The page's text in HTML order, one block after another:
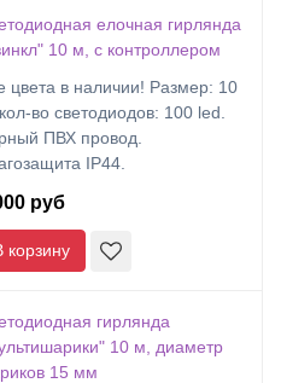
елочная гирлянда
10 м, с контроллером
цвета в наличии! Размер: 10
во светодиодов: 100 led.
ПВХ провод.
IP44.
руб
корзину
гирлянда
10 м, диаметр
15 мм